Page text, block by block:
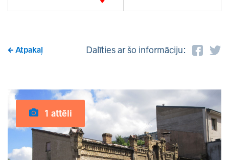
Atpakaļ Dalīties ar šo informāciju:
1 attēli